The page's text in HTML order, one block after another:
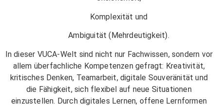
Komplexität und
Ambiguität (Mehrdeutigkeit).
In dieser VUCA-Welt sind nicht nur Fachwissen, sondern vor
allem überfachliche Kompetenzen gefragt: Kreativität,
kritisches Denken, Teamarbeit, digitale Souveränität und
die Fähigkeit, sich flexibel auf neue Situationen
einzustellen. Durch digitales Lernen, offene Lernformen